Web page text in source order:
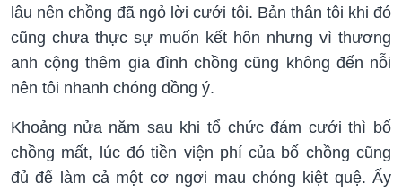
lâu nên chồng đã ngỏ lời cưới tôi. Bản thân tôi khi đó
cũng chưa thực sự muốn kết hôn nhưng vì thương
anh cộng thêm gia đình chồng cũng không đến nỗi
nên tôi nhanh chóng đồng ý.
Khoảng nửa năm sau khi tổ chức đám cưới thì bố
chồng mất, lúc đó tiền viện phí của bố chồng cũng
đủ để làm cả một cơ ngơi mau chóng kiệt quệ. Ấy